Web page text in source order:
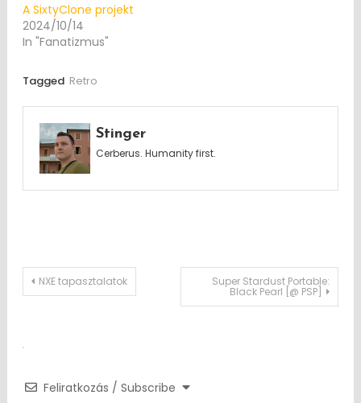
A SixtyClone projekt
2024/10/14
In "Fanatizmus"
Tagged Retro
Stinger
Cerberus. Humanity first.
Post
NXE tapasztalatok Super Stardust Portable:
Black Pearl [@ PSP]
Feliratkozás / Subscribe